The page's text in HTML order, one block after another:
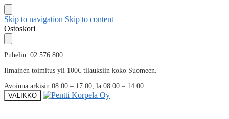
Skip to navigation Skip to content
Ostoskori
Puhelin: 02 576 800
Ilmainen toimitus yli 100€ tilauksiin koko Suomeen.
Avoinna arkisin 08:00 – 17:00, la 08:00 – 14:00
VALIKKO